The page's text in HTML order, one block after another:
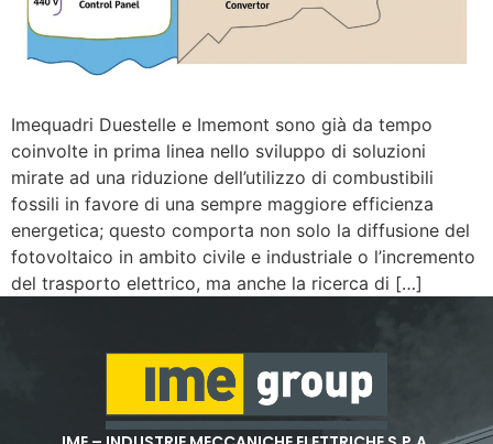
Imequadri Duestelle e Imemont sono già da tempo
coinvolte in prima linea nello sviluppo di soluzioni
mirate ad una riduzione dell’utilizzo di combustibili
fossili in favore di una sempre maggiore efficienza
energetica; questo comporta non solo la diffusione del
fotovoltaico in ambito civile e industriale o l’incremento
del trasporto elettrico, ma anche la ricerca di […]